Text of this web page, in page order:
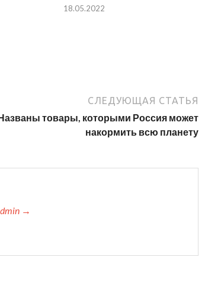
18.05.2022
СЛЕДУЮЩАЯ СТАТЬЯ
товары, которыми Россия может
накормить всю планету
→